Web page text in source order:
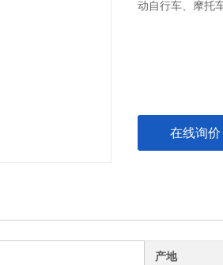
动自行车、摩托
在线询价
产地